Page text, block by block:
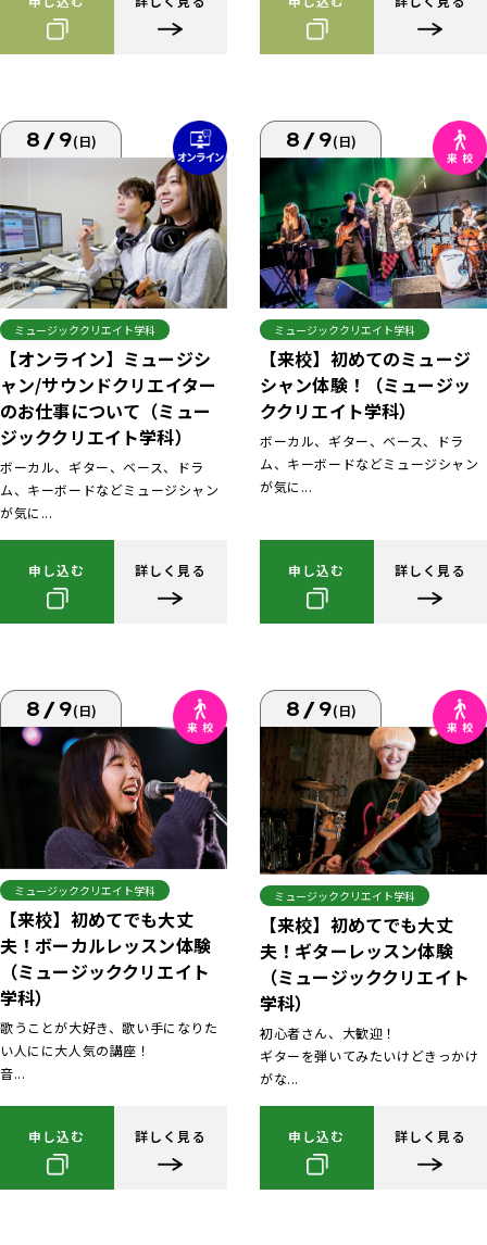
8/9(日)
ミュージッククリエイト学科
【オンライン】ミュージシ
ャン/サウンドクリエイター
のお仕事について（ミュー
ジッククリエイト学科）
ボーカル、ギター、ベース、ドラ
ム、キーボードなどミュージシャン
が気に...
申し込む 詳しく見る
8/9(日)
ミュージッククリエイト学科
【来校】初めてのミュージ
シャン体験！（ミュージッ
ククリエイト学科）
ボーカル、ギター、ベース、ドラ
ム、キーボードなどミュージシャン
が気に...
申し込む 詳しく見る
8/9(日)
ミュージッククリエイト学科
【来校】初めてでも大丈
夫！ボーカルレッスン体験
（ミュージッククリエイト
学科）
歌うことが大好き、歌い手になりた
い人にに大人気の講座！
音...
申し込む 詳しく見る
8/9(日)
ミュージッククリエイト学科
【来校】初めてでも大丈
夫！ギターレッスン体験
（ミュージッククリエイト
学科）
初心者さん、大歓迎！
ギターを弾いてみたいけどきっかけ
がな...
申し込む 詳しく見る